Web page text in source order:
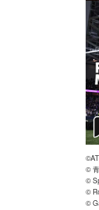
©
©
©
©